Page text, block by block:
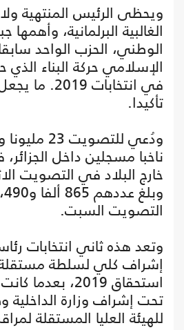
ويحظى الرئيس المنتهية
الغالبية البرلمانية، وأهمها
الوطني، الحزب الواحد
الإسلامي حركة البناء الذي
في انتخابات
تأكيدا.
ناخبا مسجلين داخل
خارج البلاد في التصويت
التصويت السبت.
وتعد هذه ثاني انتخابات
إشراف كلي لسلطة مستقلة
استحقاق 2019،
تحت إشراف وزارة
للهيئة العليا المستقلة